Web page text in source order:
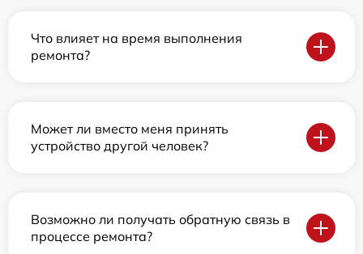
Что влияет на время выполнения
ремонта?
Может ли вместо меня принять
устройство другой человек?
Возможно ли получать обратную связь в
процессе ремонта?